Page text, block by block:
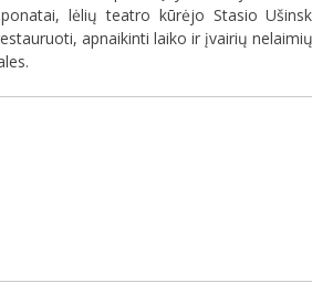
lėlių teatro kūrėjo Stasio
apnaikinti laiko ir įvairių